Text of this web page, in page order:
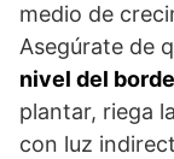
medio de
Asegúrate de
nivel del
plantar, riega
con luz